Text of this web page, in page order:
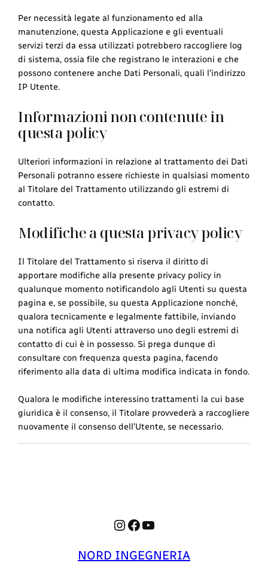
Per necessità legate al funzionamento ed alla
manutenzione, questa Applicazione e gli eventuali
servizi terzi da essa utilizzati potrebbero raccogliere log
di sistema, ossia file che registrano le interazioni e che
possono contenere anche Dati Personali, quali l’indirizzo
IP Utente.
Informazioni non contenute in
questa policy
Ulteriori informazioni in relazione al trattamento dei Dati
Personali potranno essere richieste in qualsiasi momento
al Titolare del Trattamento utilizzando gli estremi di
contatto.
Modifiche a questa privacy policy
Il Titolare del Trattamento si riserva il diritto di
apportare modifiche alla presente privacy policy in
qualunque momento notificandolo agli Utenti su questa
pagina e, se possibile, su questa Applicazione nonché,
qualora tecnicamente e legalmente fattibile, inviando
una notifica agli Utenti attraverso uno degli estremi di
contatto di cui è in possesso. Si prega dunque di
consultare con frequenza questa pagina, facendo
riferimento alla data di ultima modifica indicata in fondo.
Qualora le modifiche interessino trattamenti la cui base
giuridica è il consenso, il Titolare provvederà a raccogliere
nuovamente il consenso dell’Utente, se necessario.
Instagram
Facebook
YouTube
NORD INGEGNERIA